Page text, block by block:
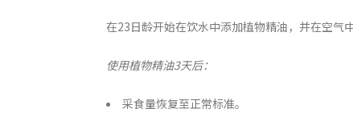
在23日龄开始在饮水中添加植物精油，并在空气
使用植物精油3天后：
采食量恢复至正常标准。